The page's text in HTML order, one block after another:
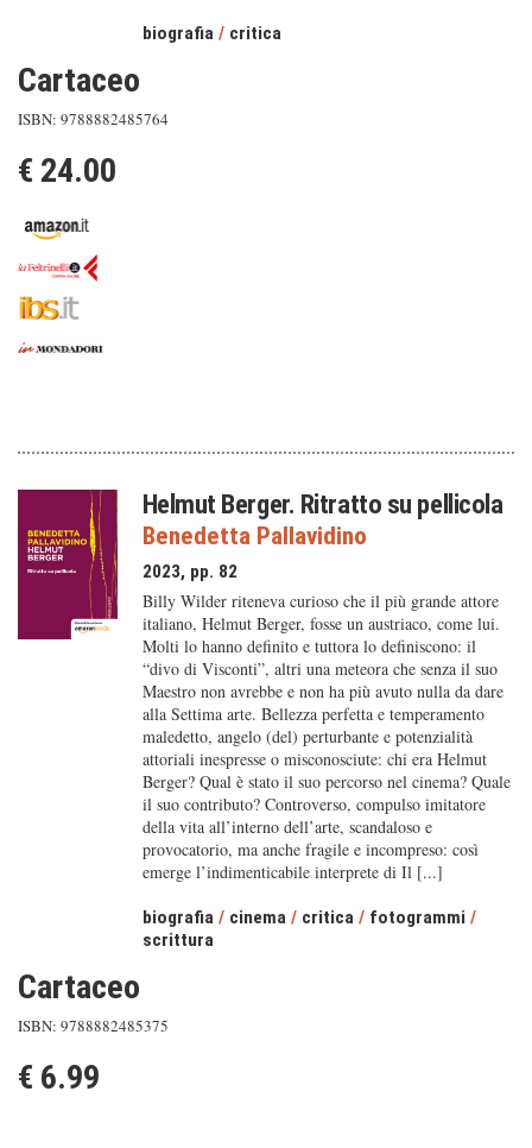
biografia / critica
Cartaceo
ISBN: 9788882485764
€ 24.00
Helmut Berger. Ritratto su pellicola
Benedetta Pallavidino
2023, pp. 82
Billy Wilder riteneva curioso che il più grande attore
italiano, Helmut Berger, fosse un austriaco, come lui.
Molti lo hanno definito e tuttora lo definiscono: il
“divo di Visconti”, altri una meteora che senza il suo
Maestro non avrebbe e non ha più avuto nulla da dare
alla Settima arte. Bellezza perfetta e temperamento
maledetto, angelo (del) perturbante e potenzialità
attoriali inespresse o misconosciute: chi era Helmut
Berger? Qual è stato il suo percorso nel cinema? Quale
il suo contributo? Controverso, compulso imitatore
della vita all’interno dell’arte, scandaloso e
provocatorio, ma anche fragile e incompreso: così
emerge l’indimenticabile interprete di Il [...]
biografia / cinema / critica / fotogrammi /
scrittura
Cartaceo
ISBN: 9788882485375
€ 6.99